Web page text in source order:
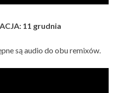
11 grudnia
są audio do obu remixów.